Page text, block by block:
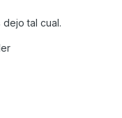
tal cual.